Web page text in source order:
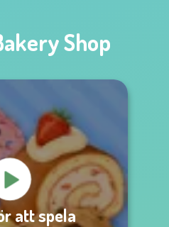
Shop
att spela